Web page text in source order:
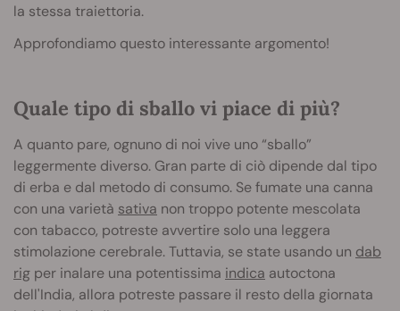
la stessa traiettoria.
Approfondiamo questo interessante argomento!
Quale tipo di sballo vi piace di più?
A quanto pare, ognuno di noi vive uno “sballo”
leggermente diverso. Gran parte di ciò dipende dal tipo
di erba e dal metodo di consumo. Se fumate una canna
con una varietà sativa non troppo potente mescolata
con tabacco, potreste avvertire solo una leggera
stimolazione cerebrale. Tuttavia, se state usando un dab
rig per inalare una potentissima indica autoctona
dell'India, allora potreste passare il resto della giornata